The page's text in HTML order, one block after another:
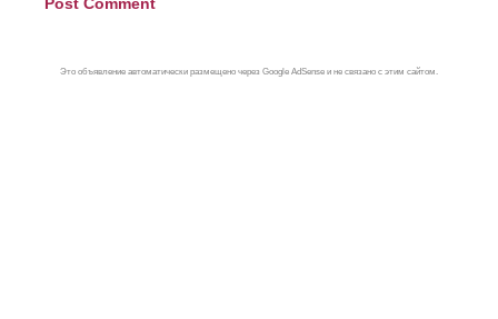
Это объявление автоматически размещено через Google AdSense и не связано с этим сайтом.